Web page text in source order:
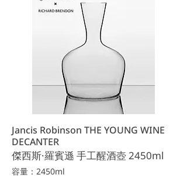
Jancis Robinson THE YOUNG WINE
DECANTER
傑西斯·羅賓遜 手工醒酒壺 2450ml
容量：2450ml